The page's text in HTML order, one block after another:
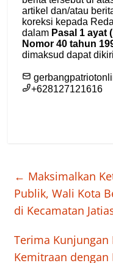
← Maksimalkan
Publik, Wali Kota
di Kecamatan
Terima Kunjungan
Kemitraan dengan